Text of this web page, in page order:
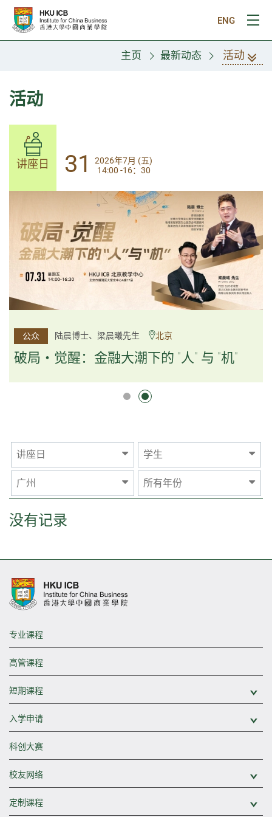
跳往主要内容
ENG
打
主页 最新动态 活动
活动
讲座日 31
2026年7月 (五)
14:00-17:30
公众 杨文斌先生、邱良弼先生 广州
逻辑×算法：重塑资产配置内核
逻辑×算法：重塑资产配置内核
讲座日 31
2026年7月 (五)
14:00 -16：30
公众 陆晨博士、梁晨曦先生 北京
破局・觉醒：金融大潮下的 "人" 与 "机"
讲座日 学生
广州 所有年份
没有记录
专业课程
高管课程
短期课程
入学申请
科创大赛
校友网络
定制课程